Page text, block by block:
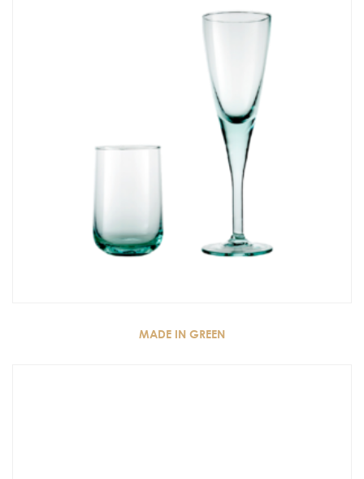
MADE IN GREEN